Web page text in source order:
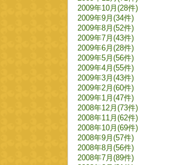
2009年10月(28件)
2009年9月(34件)
2009年8月(52件)
2009年7月(43件)
2009年6月(28件)
2009年5月(56件)
2009年4月(55件)
2009年3月(43件)
2009年2月(60件)
2009年1月(47件)
2008年12月(73件)
2008年11月(62件)
2008年10月(69件)
2008年9月(57件)
2008年8月(56件)
2008年7月(89件)